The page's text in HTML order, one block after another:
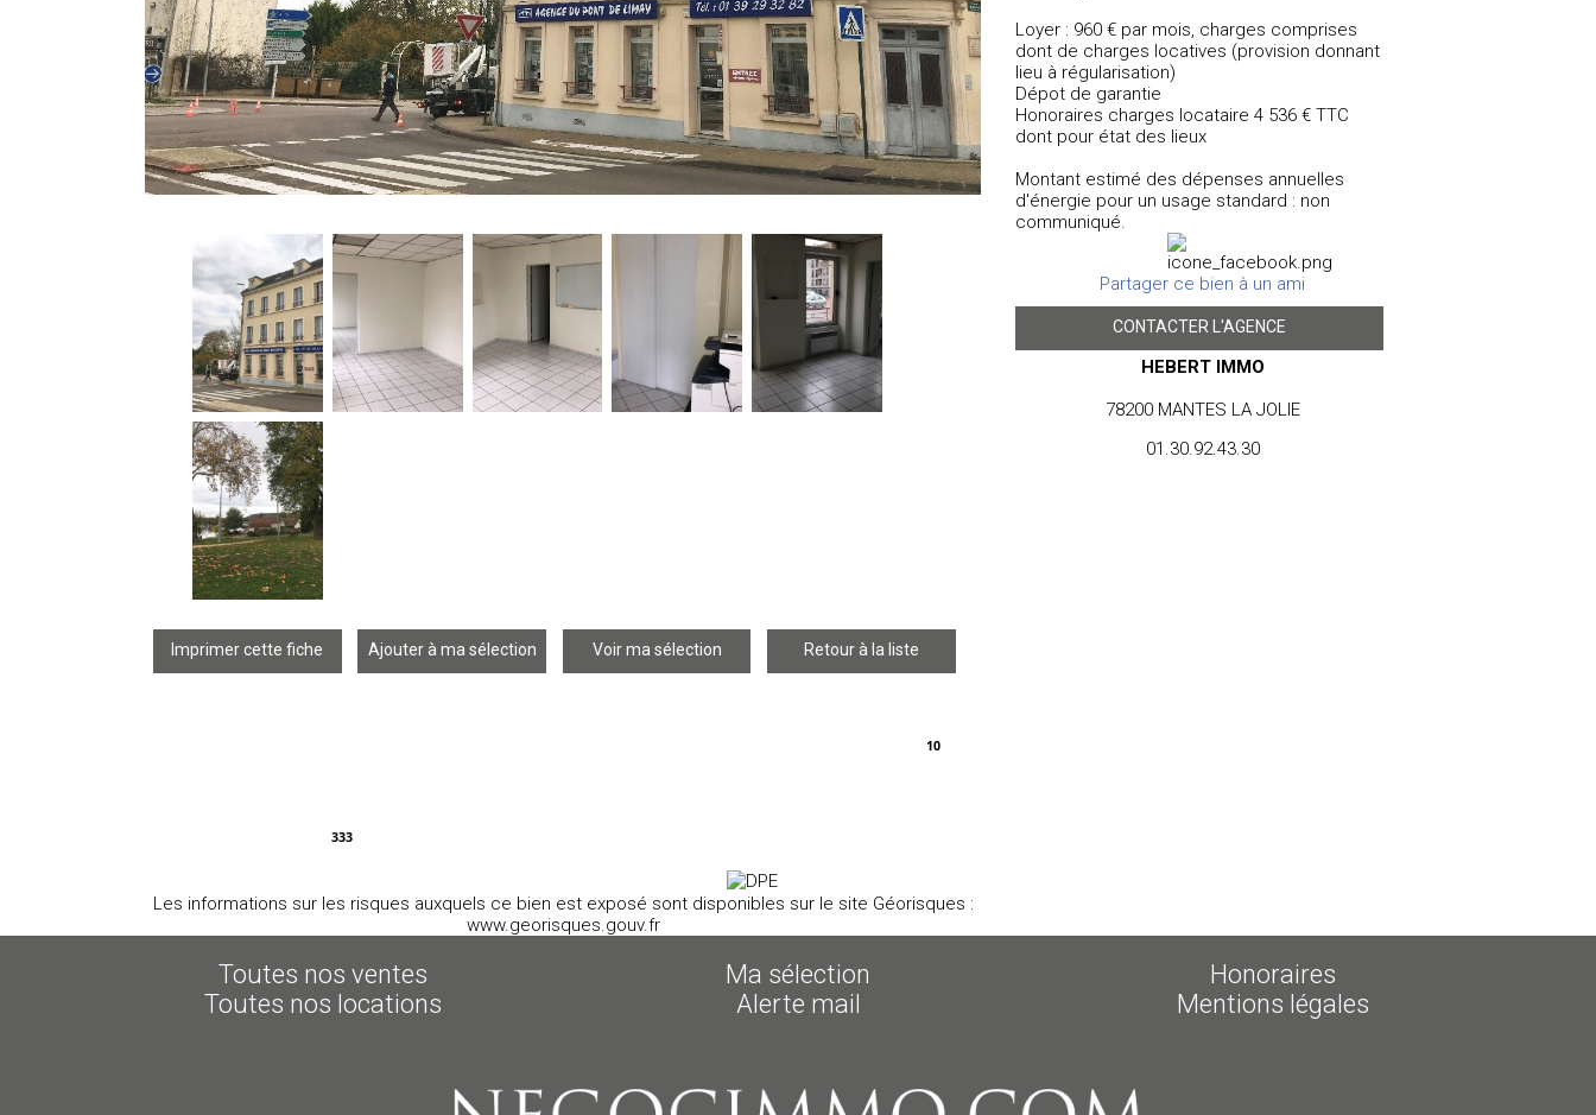
Imprimer cette fiche Ajouter à ma sélection Voir ma sélection Retour à la liste
333
10
Les informations sur les risques auxquels ce bien est exposé sont disponibles sur le site Géorisques :
www.georisques.gouv.fr
Loyer : 960 € par mois, charges comprises
dont de charges locatives (provision donnant
lieu à régularisation)
Dépot de garantie
Honoraires charges locataire 4 536 € TTC
dont pour état des lieux
Montant estimé des dépenses annuelles
d'énergie pour un usage standard : non
communiqué.
Partager ce bien à un ami
CONTACTER L'AGENCE
HEBERT IMMO
78200 MANTES LA JOLIE
01.30.92.43.30
Toutes nos ventes
Toutes nos locations
Ma sélection
Alerte mail
Honoraires
Mentions légales